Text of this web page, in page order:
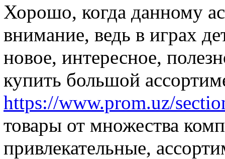
Хорошо, когда данному
внимание, ведь в играх
новое, интересное,
купить большой
https://www.prom.uz/
товары от множества
привлекательные,